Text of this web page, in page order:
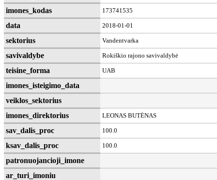
imones_kodas 173741535
data 2018-01-01
sektorius Vandentvarka
savivaldybe Rokiškio rajono savivaldybė
teisine_forma UAB
imones_isteigimo_data
veiklos_sektorius
imones_direktorius
LEONAS BUTĖNAS
sav_dalis_proc 100.0
ksav_dalis_proc 100.0
patronuojancioji_imone
ar_turi_imoniu